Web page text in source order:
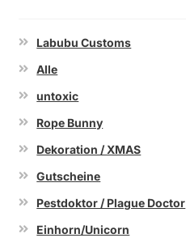
Labubu Customs
Alle
untoxic
Rope Bunny
Dekoration / XMAS
Gutscheine
Pestdoktor / Plague Doctor
Einhorn/Unicorn